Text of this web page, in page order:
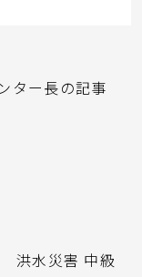
ター長の記事
洪水災害 中級